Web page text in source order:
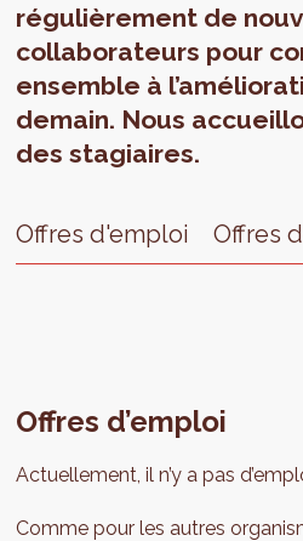
régulièrement de
collaborateurs pour
ensemble à
demain. Nous
des stagiaires.
Offres d'emploi Offres
Offres d’emploi
Actuellement, il n’y a pas
Comme pour les autres